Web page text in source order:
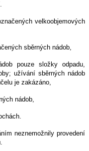
velkoobjemových
sběrných nádob,
pouze složky odpadu,
užívání sběrných nádob
je zakázáno,
nádob,
neznemožnily provedení